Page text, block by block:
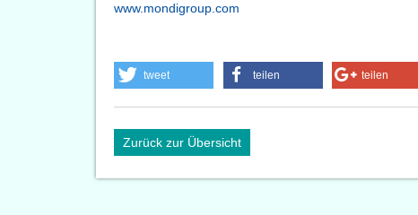
www.mondigroup.com
tweet teilen teilen
Zurück zur Übersicht